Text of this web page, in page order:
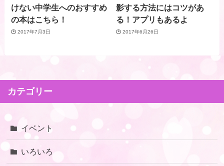
けない中学生へのおすすめ
の本はこちら！
2017年7月3日
影する方法にはコツがあ
る！アプリもあるよ
2017年6月26日
カテゴリー
イベント
いろいろ